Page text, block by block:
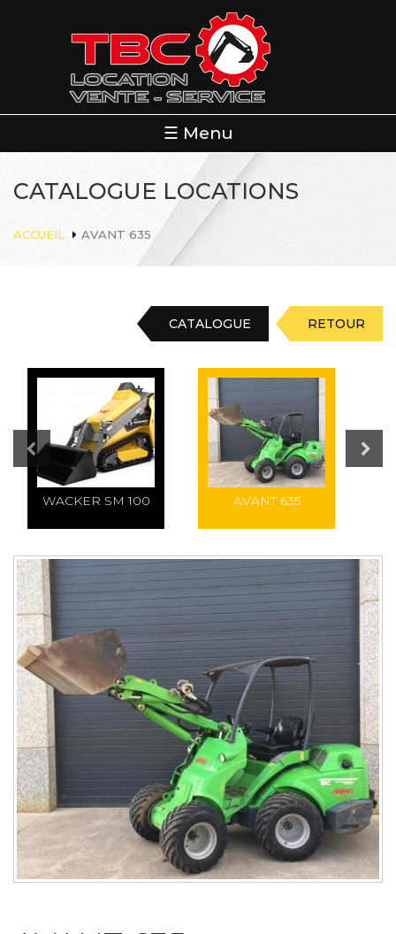
☰ Menu
CATALOGUE LOCATIONS
ACCUEIL AVANT 635
CATALOGUE RETOUR
WACKER SM 100 AVANT 635
PREVIOUS